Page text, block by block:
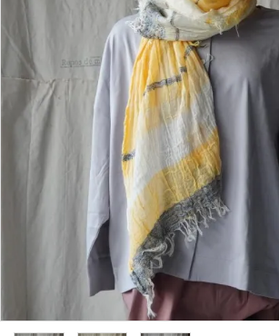
カテゴリー
ブランド
インフォメーション
お知らせ
ご利用ガイド
プライバシーポリシー
特定商取引法について
お問い合わせ